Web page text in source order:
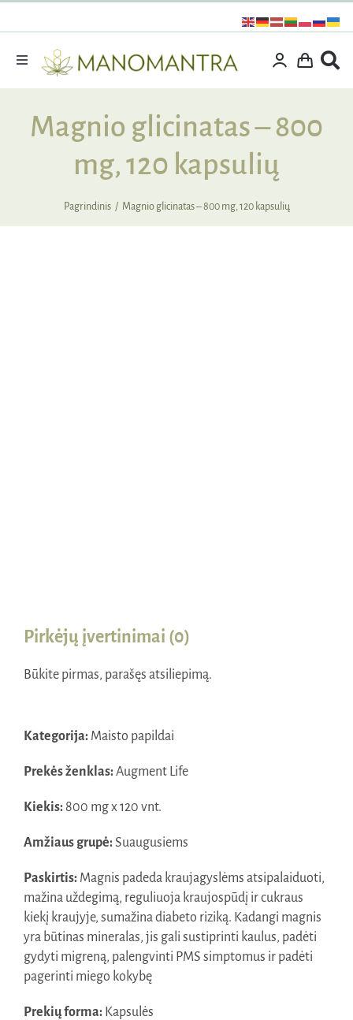
turinį
Toggle
Dovanos
Išpardavimas
Vitaminai ir maisto papildai
Magnio glicinatas – 800
mg, 120 kapsulių
Pagrindinis Magnio glicinatas – 800 mg, 120 kapsulių
Pirkėjų įvertinimai (0)
Būkite pirmas, parašęs atsiliepimą.
Kategorija:Maisto papildai
Prekės ženklas:Augment Life
Kiekis:800 mg x 120 vnt.
Amžiaus grupė:Suaugusiems
Paskirtis:Magnis padeda kraujagyslėms atsipalaiduoti,
mažina uždegimą, reguliuoja kraujospūdį ir cukraus
kiekį kraujyje, sumažina diabeto riziką. Kadangi magnis
yra būtinas mineralas, jis gali sustiprinti kaulus, padėti
gydyti migreną, palengvinti PMS simptomus ir padėti
pagerinti miego kokybę
Prekių forma:Kapsulės